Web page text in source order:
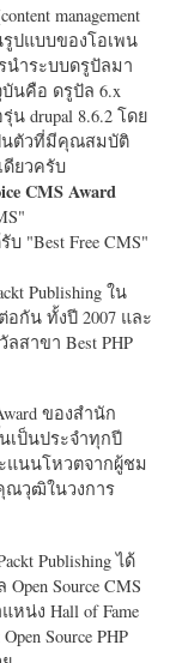
management
รูปแบบของโอเพน
นำระบบดรูปัลมา
บันคือ ดรูปัล 6.x
drupal 8.6.2 โดย
นตัวที่มีคุณสมบัติ
ดียวครับ
CMS Award
บ "Best Free CMS"
Publishing ใน
อกัน ทั้งปี 2007 และ
สาขา Best PHP
ของสำนัก
เป็นประจำทุกปี
แนนโหวตจากผู้ชม
ณวุฒิในวงการ
Publishing ได้
Source CMS
น่ง Hall of Fame
Source PHP